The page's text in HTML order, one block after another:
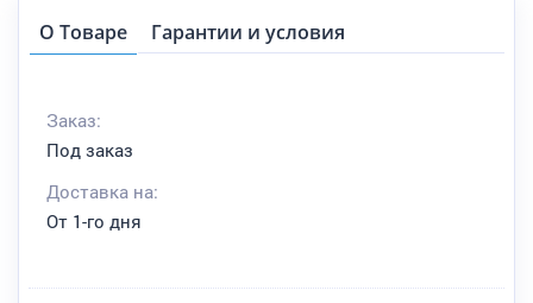
О Товаре Гарантии и условия
Заказ:
Под заказ
Доставка на:
От 1-го дня